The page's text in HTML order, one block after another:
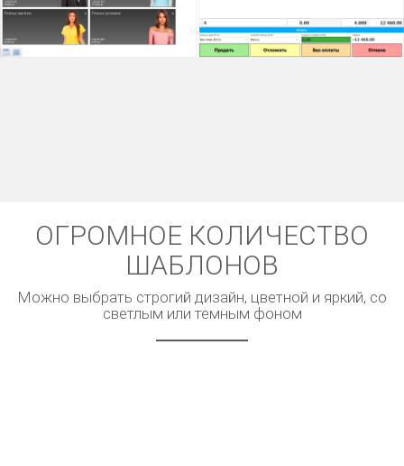
ОГРОМНОЕ КОЛИЧЕСТВО
ШАБЛОНОВ
Можно выбрать строгий дизайн, цветной и яркий, со
светлым или темным фоном